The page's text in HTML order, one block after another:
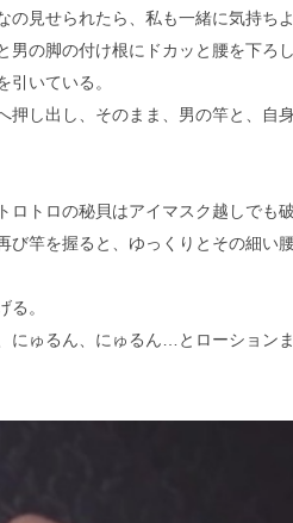
の見せられたら、私も一緒に気持ち
の脚の付け根にドカッと腰を下ろし
いている。
し出し、そのまま、男の竿と、自
トロの秘貝はアイマスク越しでも破
竿を握ると、ゆっくりとその細い腰
。
ゅるん、にゅるん…とローションま